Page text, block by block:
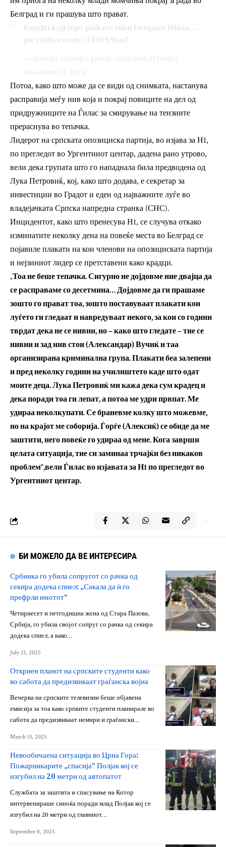
Белград и ги прашува што прават.
Banditi koji lepe plakate tuku Dragana Đilasa…
pic.twitter.com/CFFIOY9naZ
— Stranka slobode i pravde (@SlobodaIPravda)
December 19, 2024
Потоа, како што може да се види од снимката, настанува
расправија меѓу нив која и покрај повиците на дел од
придружниците на Ѓилас за смирување на тензиите
прераснува во тепачка.
Лидерот на српската опозициска партија, во изјава за Н1,
по прегледот во Ургентниот центар, дадена рано утрово,
вели дека групата што го нападнала била предводена од
Лука Петровиќ, кој, како што додава, е секретар за
инвестиции во Градот и еден од најважните луѓе во
владејачката Српска напредна странка (СНС).
Инцидентот, како што пренесува Н1, се случува откако
изминатите неколку дена на повеќе места во Белград се
појавиле плакати на кои членови на опозициската партија
и нејзиниот лидер се претставени како крадци.
„Тоа не беше тепачка. Сигурно не дојдовме ние двајца да
се расправаме со десетмина… Дојдовме да ги прашаме
зошто го прават тоа, зошто поставуваат плакати кои
луѓето ги гледаат и навредуваат некого, за кои со години
тврдат дека не се нивни, но – како што гледате – тие се
нивни и зад нив стои (Александар) Вучиќ и таа
организирана криминална група. Плакати беа залепени
и пред неколку години на училиштето каде што одат
моите деца. Лука Петровиќ ми кажа дека сум крадец и
дека поради тоа ги лепат, а потоа ме удри првпат. Ме
удираа неколкупати. Се браневме колку што можевме,
но на крајот ме соборија. Ѓорѓе (Алексиќ) се обиде да ме
заштити, него повеќе го удираа од мене. Кога заврши
целата ситуација, тие си заминаа трчајќи без никаков
проблем“,вели Ѓилас во изјавата за Н1 по прегледот во
Ургентниот центар.
БИ МОЖЕЛО ДА ВЕ ИНТЕРЕСИРА
Србинка го убила сопругот со рачка од
секира додека спиел: „Сакала да ѝ го
префрли имотот“
Четириесет и петгодишна жена од Стара Пазова,
Србија, го убила својот сопруг со рачка од секира
додека спиел, а како…
July 21, 2025
Откриен планот на српските студенти како
во сабота да предизвикаат граѓанска војна
Вечерва на српските телевизии беше објавена
емисија за тоа како српките студенти планирале во
сабота да предизвикаат немири и граѓански…
March 13, 2025
Невообичаена ситуација во Црна Гора:
Пожарникарите „спасија“ Полјак кој се
изгубил на 20 метри од автопатот
Службата за заштита и спасување на Котор
интервенираше синоќа поради млад Полјак кој се
изгубил на 20 метри од главниот…
September 8, 2025